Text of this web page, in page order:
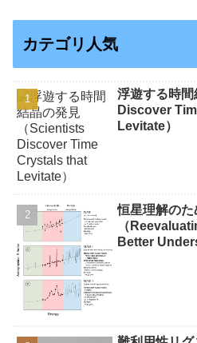
カテゴリ人気
浮遊する時
Discover
Levitate）
恒星理解の
（
Better